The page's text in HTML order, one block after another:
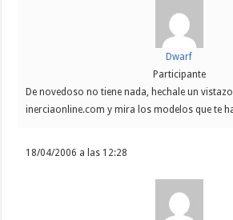
Dwarf
Participante
De novedoso no tiene nada, hechale un
inerciaonline.com y mira los modelos que te
18/04/2006 a las 12:28